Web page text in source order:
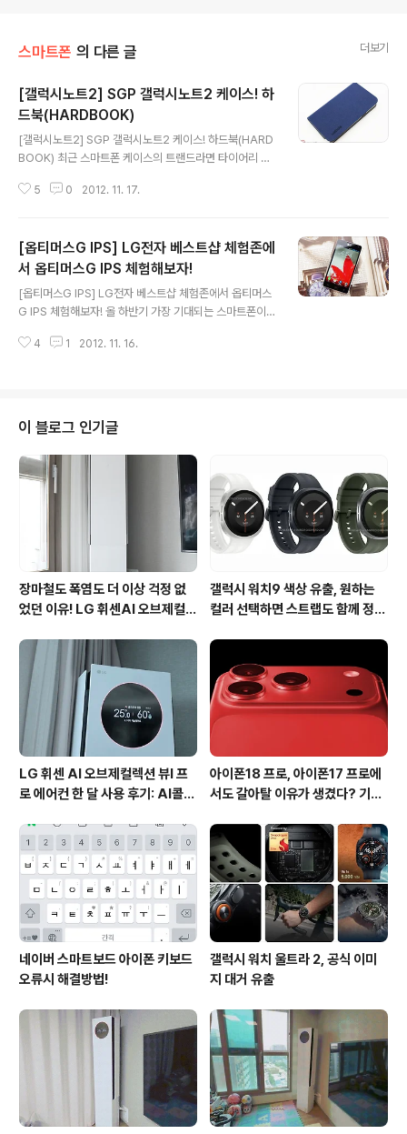
스마트폰 의 다른 글 더보기
[갤럭시노트2] SGP 갤럭시노트2 케이스! 하
드북(HARDBOOK)
[갤럭시노트2] SGP 갤럭시노트2 케이스! 하드북(HARD
BOOK) 최근 스마트폰 케이스의 트랜드라면 타이어리 타
노트2의 경우 다양한 케이스 제조업체들이 다이어리 타입
편리하게 사용할 수 있도록 제품을 제공하고 있는 SGP의
갤럭시노트2 케이스 하드북(HARDBOOK)입니다. SGP
갤럭시노트2 케이스 하드북은 네이비, 라벤더, 스카이블
루, 아젤리아핑크 4가지 색상을 선택해 구매할 수 있습니
다. 갤럭시노트2 케이스 하드북은 믿을 수 있는 SGP 제품
답게 고급스럽고 깔끔한 디자인과 경쟁사 대비 저렴한 가
5 0 2012. 11. 17.
[옵티머스G IPS] LG전자 베스트샵 체험존에
서 옵티머스G IPS 체험해보자!
[옵티머스G IPS] LG전자 베스트샵 체험존에서 옵티머스
G IPS 체험해보자! 올 하반기 가장 기대되는 스마트폰이라
자의 옵티머스G를 손꼽는 분들이 많이 계실겁니다. 그 중
각됩니다. 저의 경우 옵티머스G의 주요 스펙 중 4.7인치 T
rue HD IPS+(1280*768) Display가 가장 마음에 들
었는데요. 이미 미디어데이나 SK텔레콤 T리포터를 통해
옵티머스G를 직접 체험해 봤지만 이때까지 보았던 어떠한
디스플레이 보다 뛰어난 화질과 가독성, 그리고 선명한 색
감 을 보여주는 ..
4 1 2012. 11. 16.
이 블로그 인기글
장마철도 폭염도 더 이상 걱정 없
었던 이유! LG 휘센AI 오브제컬렉
사용 후기
갤럭시 워치9 색상 유출, 원하는
컬러 선택하면 스트랩도 함께 정해
LG 휘센 AI 오브제컬렉션 뷰I 프
로 에어컨 한 달 사용 후기: AI콜드
아이폰18 프로, 아이폰17 프로에
서도 갈아탈 이유가 생겼다? 기대
네이버 스마트보드 아이폰 키보드
오류시 해결방법!
갤럭시 워치 울트라 2, 공식 이미
지 대거 유출